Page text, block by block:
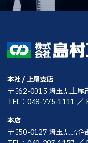
本社 / 上尾支店
〒362-0015 埼玉県上尾
TEL：048-775-1111 ／
本店
〒350-0127 埼玉県比企